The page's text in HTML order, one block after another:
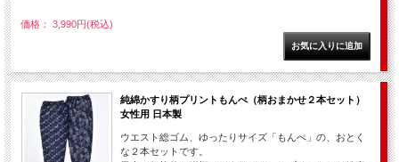
価格： 3,990円(税込)
純綿かすり柄プリントもんぺ（柄おまかせ２本セット）
女性用 日本製
ウエスト総ゴム、ゆったりサイズ「もんぺ」の、おとく
な２本セットです。